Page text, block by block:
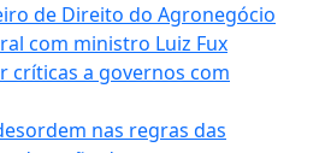
de Direito do Agronegócio
com ministro Luiz Fux
críticas a governos com
nas regras das